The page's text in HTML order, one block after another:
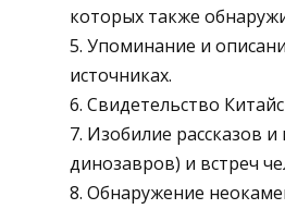
которых также
5. Упоминание и
источниках.
6. Свидетельство
7. Изобилие рассказов
динозавров) и встреч
8. Обнаружение